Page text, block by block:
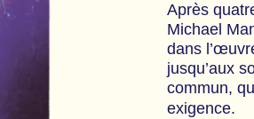
Après
Michael
dans
jusqu’aux
commun,
exigence.